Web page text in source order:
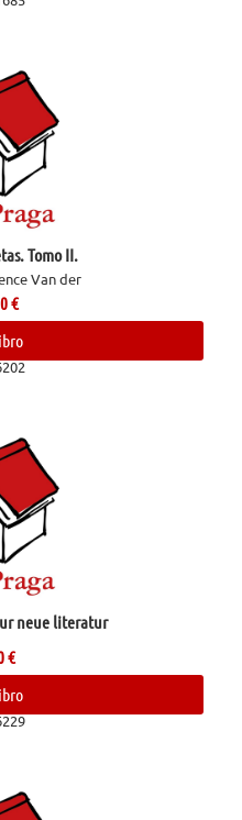
Tomo II.
Van der
€
neue literatur
€